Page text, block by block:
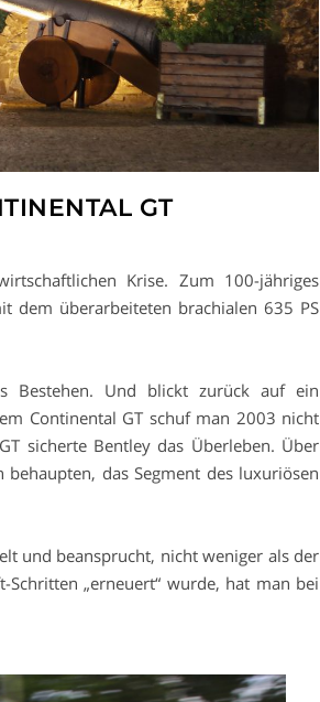
GT
Krise. Zum 100-jähriges
dem überarbeiteten brachialen 635 PS
Bestehen. Und blickt zurück auf ein
Continental GT schuf man 2003 nicht
sicherte Bentley das Überleben. Über
das Segment des luxuriösen
und beansprucht, nicht weniger als der
„erneuert“ wurde, hat man bei